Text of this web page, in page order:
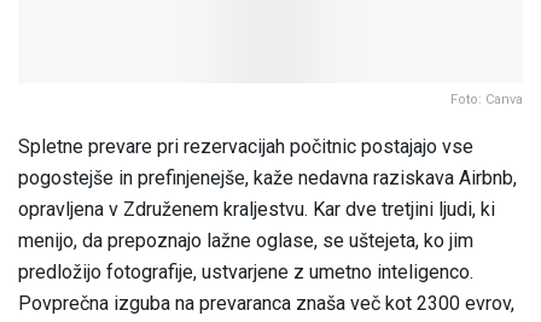
Foto: Canva
Spletne prevare pri rezervacijah počitnic postajajo vse
pogostejše in prefinjenejše, kaže nedavna raziskava Airbnb,
opravljena v Združenem kraljestvu. Kar dve tretjini ljudi, ki
menijo, da prepoznajo lažne oglase, se uštejeta, ko jim
predložijo fotografije, ustvarjene z umetno inteligenco.
Povprečna izguba na prevaranca znaša več kot 2300 evrov,